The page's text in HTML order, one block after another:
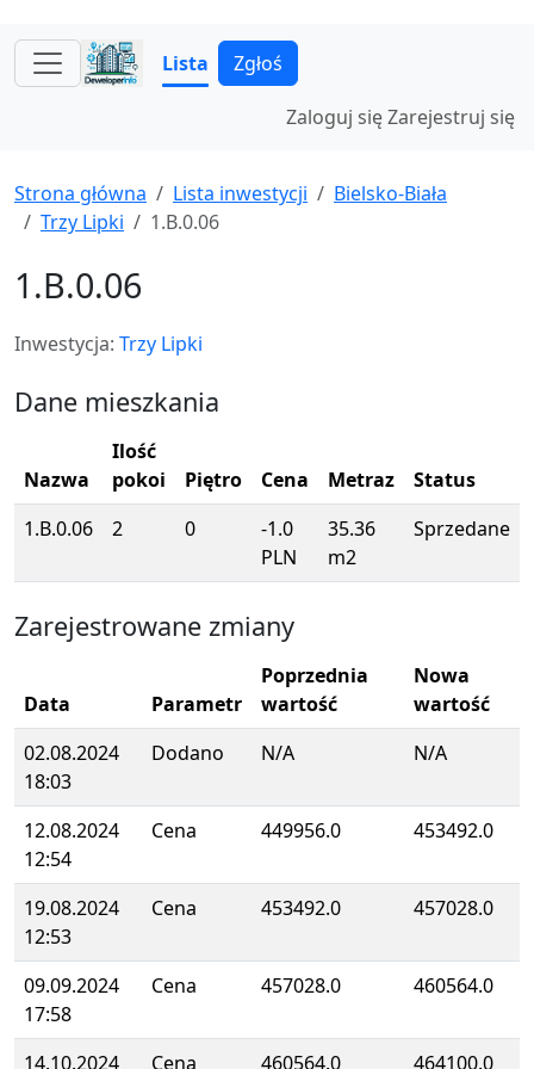
Lista Zgłoś
Zaloguj sięZarejestruj się
Strona główna Lista inwestycji
Bielsko-Biała
Trzy Lipki
1.B.0.06
1.B.0.06
Inwestycja: Trzy Lipki
Dane mieszkania
Nazwa
Ilość
pokoi
Piętro Cena Metraz
Status
1.B.0.06
2 0
-1.0
PLN
35.36
m2
Sprzedane
Zarejestrowane zmiany
Data Parametr
Poprzednia
wartość
Nowa
wartość
02.08.2024
18:03
Dodano N/A N/A
12.08.2024
12:54
Cena 449956.0 453492.0
19.08.2024
12:53
Cena 453492.0 457028.0
09.09.2024
17:58
Cena 457028.0 460564.0
14.10.2024 Cena 460564.0 464100.0